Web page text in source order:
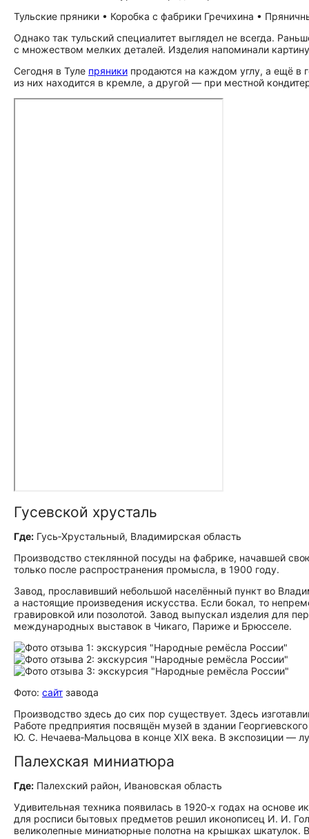
Тульские пряники • Коробка с фабрики Гречихина •
Однако так тульский специалитет выглядел не всегда.
с множеством мелких деталей. Изделия напоминали
Сегодня в Туле пряники продаются на каждом углу, а ещё в
из них находится в кремле, а другой — при местной
Гусевской хрусталь
Где: Гусь‑Хрустальный, Владимирская область
Производство стеклянной посуды на фабрике, начавшей
только после распространения промысла, в 1900 году.
Завод, прославивший небольшой населённый пункт во
а настоящие произведения искусства. Если бокал, то
гравировкой или позолотой. Завод выпускал изделия для
международных выставок в Чикаго, Париже и Брюсселе.
Фото: сайт завода
Производство здесь до сих пор существует. Здесь
Работе предприятия посвящён музей в здании
Ю. С. Нечаева‑Мальцова в конце XIX века. В экспозиции —
Палехская миниатюра
Где: Палехский район, Ивановская область
Удивительная техника появилась в 1920‑х годах на
для росписи бытовых предметов решил иконописец И. И.
великолепные миниатюрные полотна на крышках